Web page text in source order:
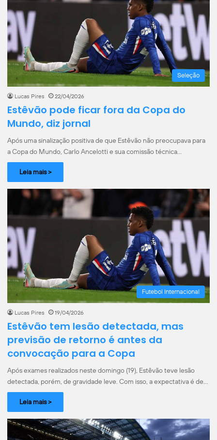
Seleção
Lucas Pires 22/04/2026
Estêvão pode ficar fora da Copa do
Mundo, diz jornal
Após uma sinalização positiva de que Estêvão não preocupava para
a Copa do Mundo, Carlo Ancelotti e sua comissão técnica…
Leia mais >
Futebol Internacional
Lucas Pires 19/04/2026
Estêvão tem lesão detectada, mas
previsão de retorno é antes da
convocação para a Copa
Após exames realizados neste domingo (19), Estêvão teve lesão
detectada, porém, de gravidade leve. Com isso, a expectativa é de…
Leia mais >